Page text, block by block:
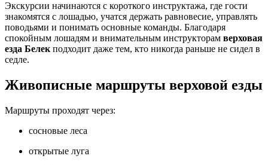
Экскурсии начинаются с короткого инструктажа, где гости
знакомятся с лошадью, учатся держать равновесие, управлять
поводьями и понимать основные команды. Благодаря
спокойным лошадям и внимательным инструкторам верховая
езда Белек подходит даже тем, кто никогда раньше не сидел в
седле.
Живописные маршруты верховой езды
Маршруты проходят через:
сосновые леса
открытые луга